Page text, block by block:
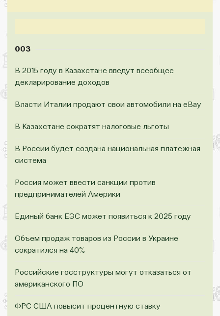
003
В 2015 году в Казахстане введут всеобщее
декларирование доходов
Власти Италии продают свои автомобили на eBay
В Казахстане сократят налоговые льготы
В России будет создана национальная платежная
система
Россия может ввести санкции против
предпринимателей Америки
Единый банк ЕЭС может появиться к 2025 году
Объем продаж товаров из России в Украине
сократился на 40%
Российские госструктуры могут отказаться от
американского ПО
ФРС США повысит процентную ставку